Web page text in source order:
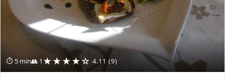
⏱ 5 min👥 1 ★★★★☆ 4.11 (9)